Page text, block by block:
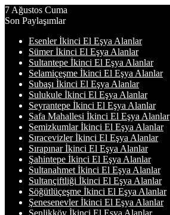
7 Ağustos Cuma
Son Paylaşımlar
Esenler İkinci El Eşya Alanlar
Sümer İkinci El Eşya Alanlar
Sultantepe İkinci El Eşya Alanlar
Selamiçeşme İkinci El Eşya Alanlar
Subaşı İkinci El Eşya Alanlar
Sulukule İkinci El Eşya Alanlar
Seyrantepe İkinci El Eşya Alanlar
Safa Mahallesi İkinci El Eşya Alanlar
Semizkumlar İkinci El Eşya Alanlar
Sıracevizler İkinci El Eşya Alanlar
Sırapınar İkinci El Eşya Alanlar
Şahintepe İkinci El Eşya Alanlar
Sultanahmet İkinci El Eşya Alanlar
Sultançiftliği İkinci El Eşya Alanlar
Söğütlüçeşme İkinci El Eşya Alanlar
Şenesenevler İkinci El Eşya Alanlar
Şenlikköy İkinci El Eşya Alanlar